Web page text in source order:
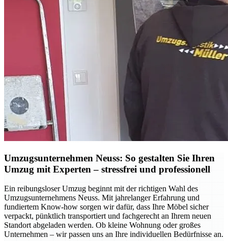
Umzugsunternehmen Neuss: So gestalten Sie Ihren
Umzug mit Experten – stressfrei und professionell
Ein reibungsloser Umzug beginnt mit der richtigen Wahl des
Umzugsunternehmens Neuss. Mit jahrelanger Erfahrung und
fundiertem Know-how sorgen wir dafür, dass Ihre Möbel sicher
verpackt, pünktlich transportiert und fachgerecht an Ihrem neuen
Standort abgeladen werden. Ob kleine Wohnung oder großes
Unternehmen – wir passen uns an Ihre individuellen Bedürfnisse an.